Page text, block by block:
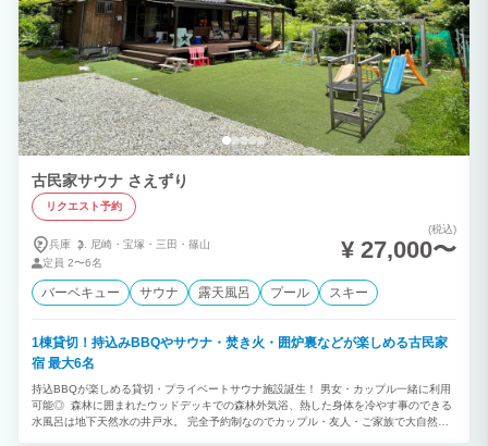
古民家サウナ さえずり
リクエスト予約
兵庫 尼崎・ 宝塚・ 三田・ 篠山
定員 2〜6名
(税込)
¥ 27,000〜
バーベキュー サウナ 露天風呂 プール スキー
1棟貸切！持込みBBQやサウナ・焚き火・囲炉裏などが楽しめる古民家
宿 最大6名
持込BBQが楽しめる貸切・プライベートサウナ施設誕生！ 男女・カップル一緒に利用
可能◎ 森林に囲まれたウッドデッキでの森林外気浴、熱した身体を冷やす事のできる
水風呂は地下天然水の井戸水。 完全予約制なのでカップル・友人・ご家族で大自然で